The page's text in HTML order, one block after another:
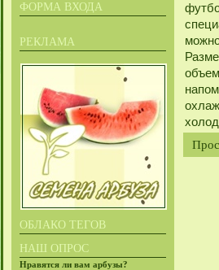
ФОРМА ВХОДА
РЕКЛАМА
ОБЛАКО ТЕГОВ
НАШ ОПРОС
Нравятся ли вам арбузы?